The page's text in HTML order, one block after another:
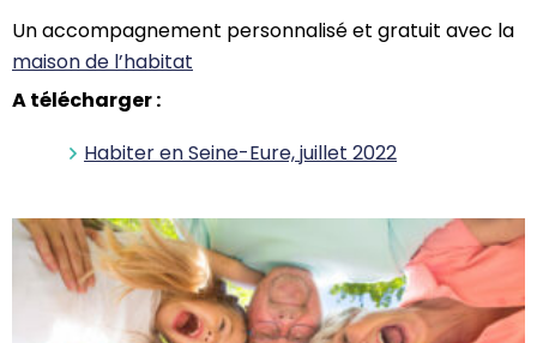
Un accompagnement personnalisé et gratuit avec la
maison de l’habitat
A télécharger :
Habiter en Seine-Eure, juillet 2022